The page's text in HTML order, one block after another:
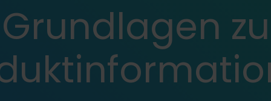
Grundlagen zu